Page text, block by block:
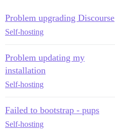
Problem upgrading Discourse
Self-hosting
Problem updating my
installation
Self-hosting
Failed to bootstrap - pups
Self-hosting